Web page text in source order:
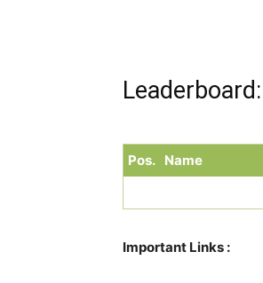
Leaderboard:
Pos. Name
Important Links :